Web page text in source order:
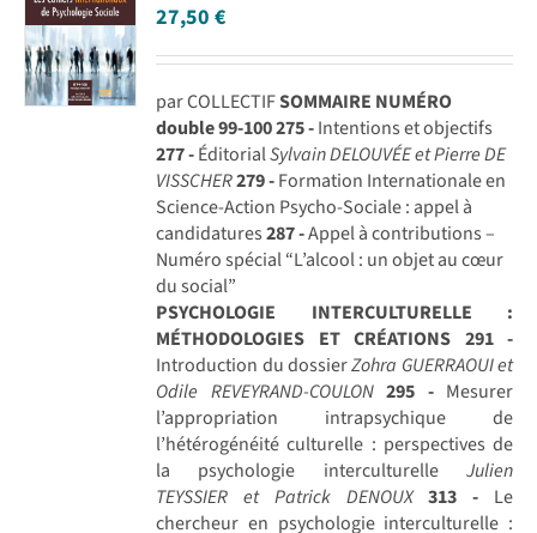
27,50€
par COLLECTIFSOMMAIRE NUMÉRO
double 99-100275 -Intentions et objectifs
277 -ÉditorialSylvain DELOUVÉE et Pierre DE
VISSCHER279 -Formation Internationale en
Science-Action Psycho-Sociale : appel à
candidatures287 -Appel à contributions –
Numéro spécial “L’alcool : un objet au cœur
du social”
PSYCHOLOGIE INTERCULTURELLE :
MÉTHODOLOGIES ET CRÉATIONS 291 -
Introduction du dossierZohra GUERRAOUI et
Odile REVEYRAND-COULON 295 -Mesurer
l’appropriation intrapsychique de
l’hétérogénéité culturelle : perspectives de
la psychologie interculturelle Julien
TEYSSIER et Patrick DENOUX 313 - Le
chercheur en psychologie interculturelle :